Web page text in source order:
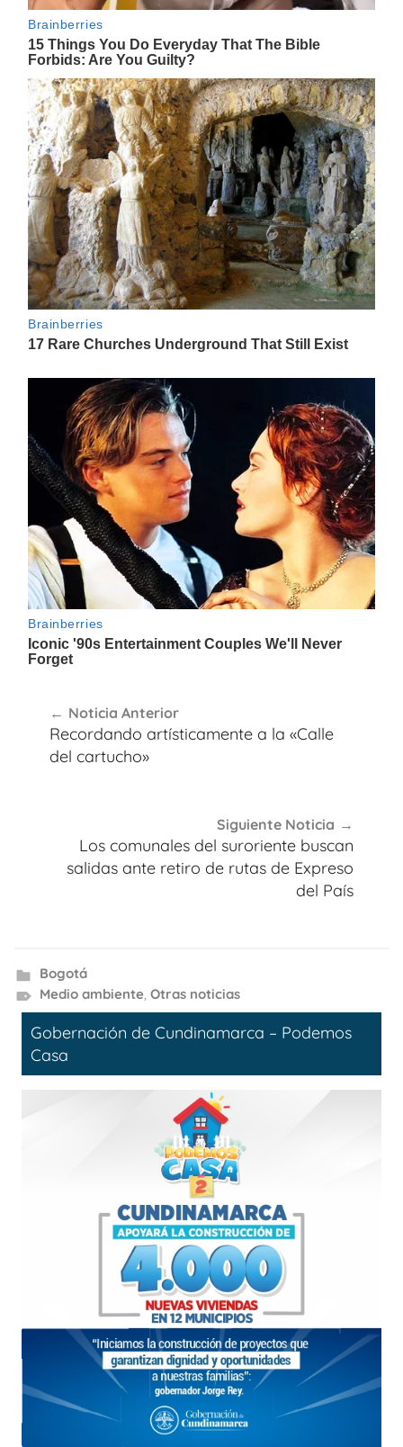
de
entradas
Noticia Anterior
Recordando artísticamente a la «Calle
del cartucho»
Siguiente Noticia
Los comunales del suroriente buscan
salidas ante retiro de rutas de Expreso
del País
Bogotá
Medio ambiente, Otras noticias
Gobernación de Cundinamarca – Podemos
Casa